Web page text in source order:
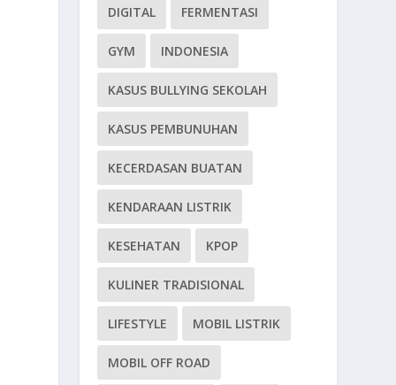
DIGITAL FERMENTASI
GYM INDONESIA
KASUS BULLYING SEKOLAH
KASUS PEMBUNUHAN
KECERDASAN BUATAN
KENDARAAN LISTRIK
KESEHATAN KPOP
KULINER TRADISIONAL
LIFESTYLE MOBIL LISTRIK
MOBIL OFF ROAD